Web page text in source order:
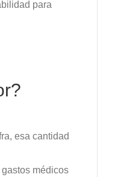
para
esa cantidad
médicos